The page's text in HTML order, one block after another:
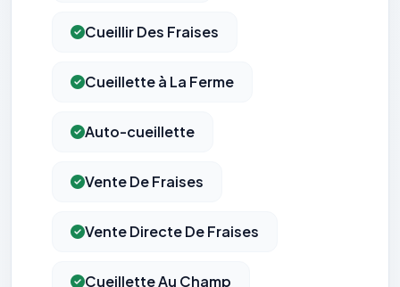
Cueillir Des Fraises
Cueillette à La Ferme
Auto-cueillette
Vente De Fraises
Vente Directe De Fraises
Cueillette Au Champ